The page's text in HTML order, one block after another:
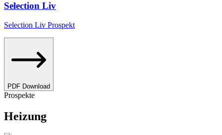
Selection Liv
Selection Liv Prospekt
PDF Download
Prospekte
Heizung